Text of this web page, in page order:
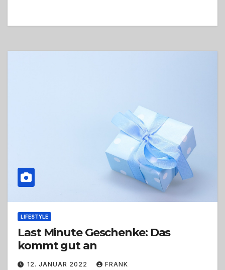
LIFESTYLE
Last Minute Geschenke: Das
kommt gut an
12. JANUAR 2022 FRANK